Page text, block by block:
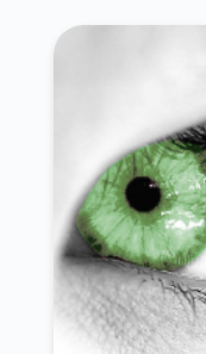
Béhoust 78910
Beynes 78650
Boinville-en-
Boinville-le-
Boinvilliers 78200
Boissets 78910
Boissy-Mauvoisin
Boissy-sans-
Bonnières-sur-
Bougival 78380
Breuil-Bois-
Les Bréviaires
Buc 78530
Carrières-sous-